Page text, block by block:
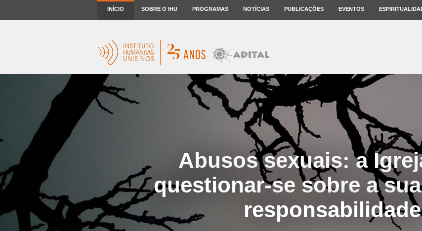
INÍCIO SOBRE O IHU PROGRAMAS NOTÍCIAS PUBLICAÇÕES EVENTOS
Abusos sexuais: a
questionar-se sobre a
responsabilidade